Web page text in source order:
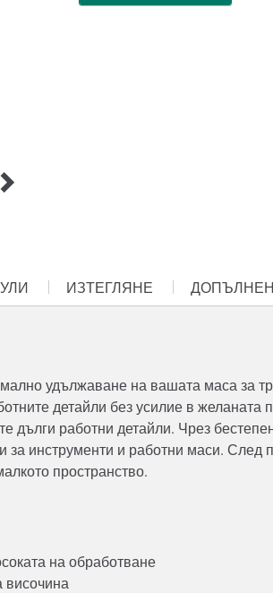
ИЗТЕГЛЯНЕ
удължаване на вашата маса за
детайли без усилие в желаната
дълги работни детайли. Чрез
за инструменти и работни маси.
пространство.
на обработване
височина